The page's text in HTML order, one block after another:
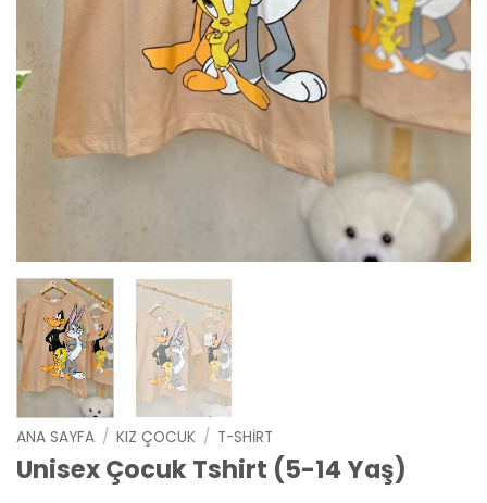
ANA SAYFA / KIZ ÇOCUK / T-SHIRT
Unisex Çocuk Tshirt (5-14 Yaş)